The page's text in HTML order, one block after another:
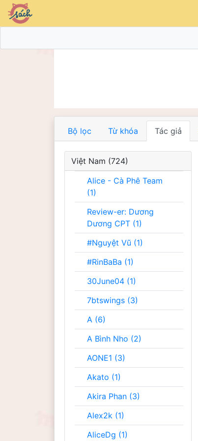
Bộ lọc Từ khóa Tác giả
Việt Nam (724)
Alice - Cà Phê Team
(1)
Review-er: Dương
Dương CPT (1)
#Nguyệt Vũ (1)
#RinBaBa (1)
30June04 (1)
7btswings (3)
A (6)
A Bình Nho (2)
AONE1 (3)
Akato (1)
Akira Phan (3)
Alex2k (1)
AliceDg (1)